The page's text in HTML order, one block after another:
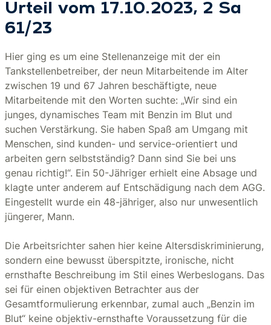
Urteil vom 17.10.2023, 2 Sa
61/23
Hier ging es um eine Stellenanzeige mit der ein
Tankstellenbetreiber, der neun Mitarbeitende im Alter
zwischen 19 und 67 Jahren beschäftigte, neue
Mitarbeitende mit den Worten suchte: „Wir sind ein
junges, dynamisches Team mit Benzin im Blut und
suchen Verstärkung. Sie haben Spaß am Umgang mit
Menschen, sind kunden- und service-orientiert und
arbeiten gern selbstständig? Dann sind Sie bei uns
genau richtig!“. Ein 50-Jähriger erhielt eine Absage und
klagte unter anderem auf Entschädigung nach dem AGG.
Eingestellt wurde ein 48-jähriger, also nur unwesentlich
jüngerer, Mann.
Die Arbeitsrichter sahen hier keine Altersdiskriminierung,
sondern eine bewusst überspitzte, ironische, nicht
ernsthafte Beschreibung im Stil eines Werbeslogans. Das
sei für einen objektiven Betrachter aus der
Gesamtformulierung erkennbar, zumal auch „Benzin im
Blut“ keine objektiv-ernsthafte Voraussetzung für die